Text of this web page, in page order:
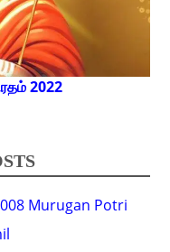
2022
Murugan Potri